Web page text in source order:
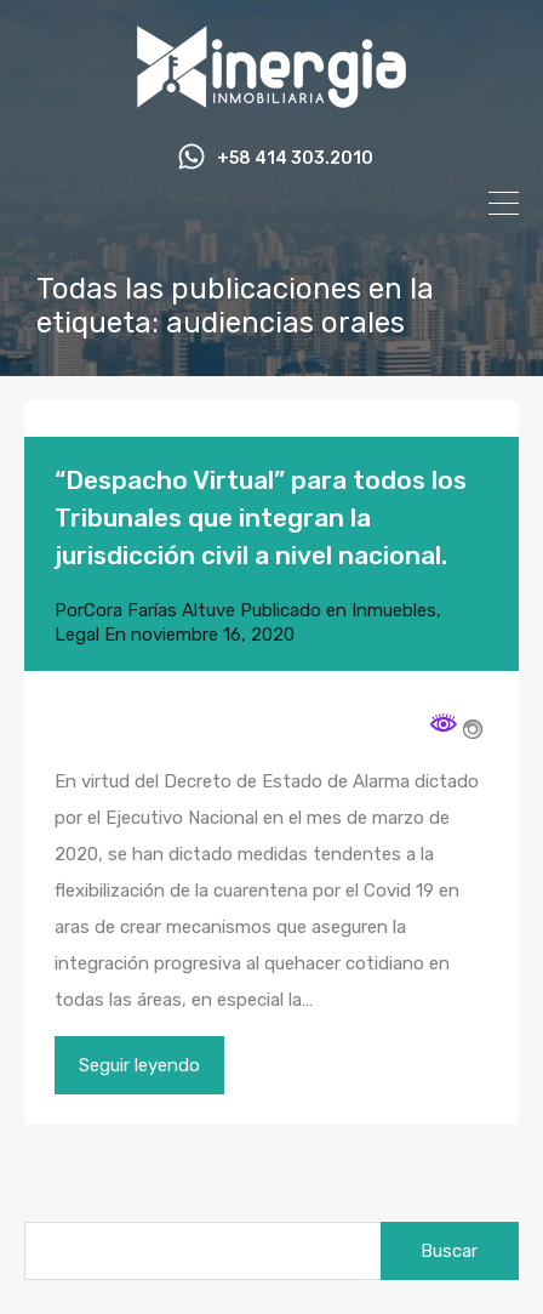
+58 414 303.2010
Todas las publicaciones en la
etiqueta: audiencias orales
“Despacho Virtual” para todos los
Tribunales que integran la
jurisdicción civil a nivel nacional.
PorCora Farías Altuve Publicado en Inmuebles,
Legal En noviembre 16, 2020
En virtud del Decreto de Estado de Alarma dictado
por el Ejecutivo Nacional en el mes de marzo de
2020, se han dictado medidas tendentes a la
flexibilización de la cuarentena por el Covid 19 en
aras de crear mecanismos que aseguren la
integración progresiva al quehacer cotidiano en
todas las áreas, en especial la…
Seguir leyendo